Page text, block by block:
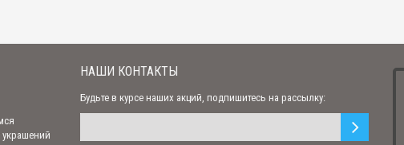
Нательный крест с Распятием и образом Св. Георгия Победоносца
10 246.00 р.7 950.00 р.
НАШИ КОНТАКТЫ
Будьте в курсе наших акций, подпишитесь на рассылку: